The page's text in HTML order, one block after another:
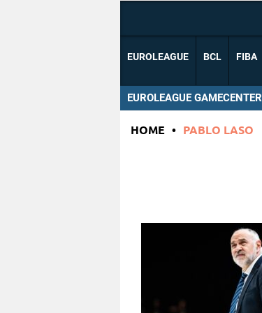
EUROLEAGUE BCL FIBA
EUROLEAGUE GAMECENTER
HOME • PABLO LASO